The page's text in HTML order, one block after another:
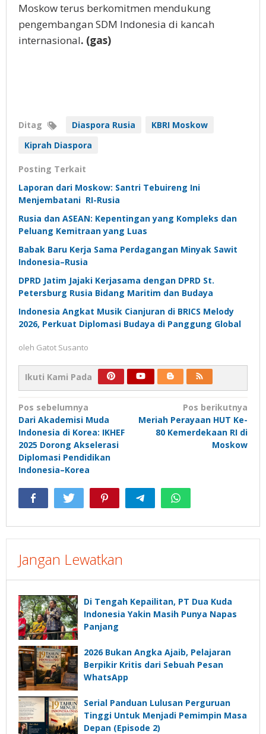
Moskow terus berkomitmen mendukung
pengembangan SDM Indonesia di kancah
internasional. (gas)
Ditag Diaspora Rusia
KBRI Moskow
Kiprah Diaspora
Posting Terkait
Laporan dari Moskow: Santri Tebuireng Ini
Menjembatani RI-Rusia
Rusia dan ASEAN: Kepentingan yang Kompleks dan
Peluang Kemitraan yang Luas
Babak Baru Kerja Sama Perdagangan Minyak Sawit
Indonesia–Rusia
DPRD Jatim Jajaki Kerjasama dengan DPRD St.
Petersburg Rusia Bidang Maritim dan Budaya
Indonesia Angkat Musik Cianjuran di BRICS Melody
2026, Perkuat Diplomasi Budaya di Panggung Global
oleh Gatot Susanto
Ikuti Kami Pada
Navigasi
pos
Pos sebelumnya
Dari Akademisi Muda
Indonesia di Korea: IKHEF
2025 Dorong Akselerasi
Diplomasi Pendidikan
Indonesia–Korea
Pos berikutnya
Meriah Perayaan HUT Ke-
80 Kemerdekaan RI di
Moskow
Jangan Lewatkan
Di Tengah Kepailitan, PT Dua Kuda
Indonesia Yakin Masih Punya Napas
Panjang
2026 Bukan Angka Ajaib, Pelajaran
Berpikir Kritis dari Sebuah Pesan
WhatsApp
Serial Panduan Lulusan Perguruan
Tinggi Untuk Menjadi Pemimpin Masa
Depan (Episode 2)